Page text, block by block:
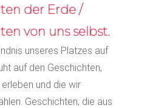
der Erde /
von uns selbst.
unseres Platzes auf
auf den Geschichten,
und die wir
Geschichten, die aus